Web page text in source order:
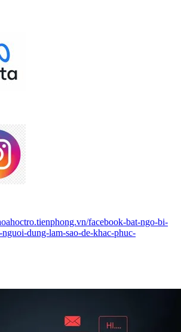
facebook-bat-ngo-bi-
dung-lam-sao-de-khac-phuc-